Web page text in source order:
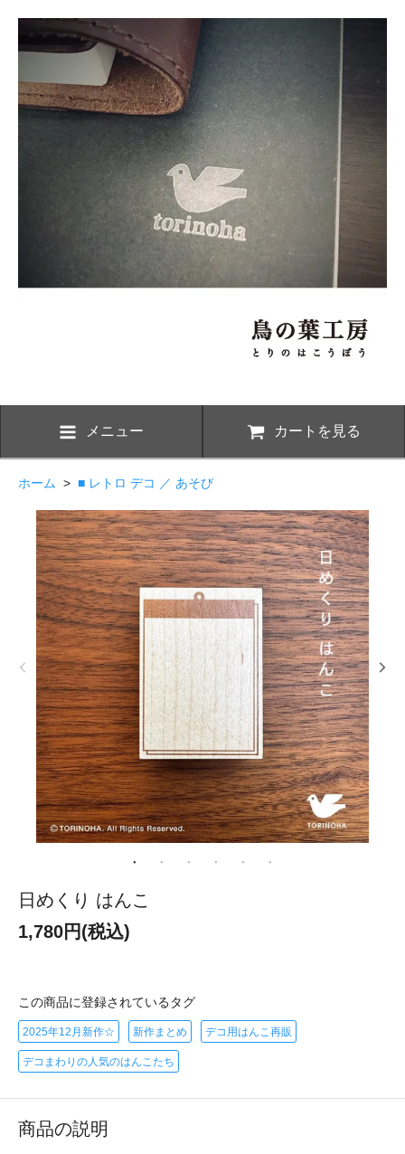
メニュー カートを見る
ホーム > ■ レトロ デコ ／ あそび
日めくり はんこ
1,780円(税込)
この商品に登録されているタグ
2025年12月新作☆ 新作まとめ デコ用はんこ再販
デコまわりの人気のはんこたち
商品の説明